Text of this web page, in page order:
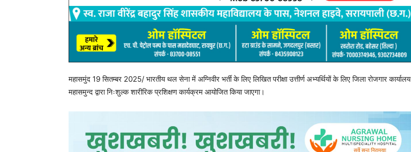
महासमुंद 19 सितम्बर 2025/ भारतीय थल सेना में अग्निवीर भर्ती के लिए लिखित परीक्षा उत्तीर्ण अभ्यर्थियों के लिए जिला रोजगार कार्यालय
महासमुन्द द्वारा निःशुल्क शारीरिक प्रशिक्षण कार्यक्रम आयोजित किया जाएगा।